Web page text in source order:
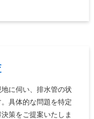
に伺い、排水管の状
具体的な問題を特定
策をご提案いたしま